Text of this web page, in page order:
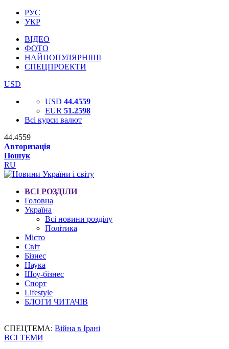
РУС
УКР
ВІДЕО
ФОТО
НАЙПОПУЛЯРНІШІ
СПЕЦПРОЕКТИ
USD
USD 44.4559
EUR 51.2598
Всі курси валют
44.4559
Авторизація
Пошук
RU
ВСІ РОЗДІЛИ
Головна
Україна
Всі новини розділу
Політика
Місто
Світ
Бізнес
Наука
Шоу-бізнес
Спорт
Lifestyle
БЛОГИ ЧИТАЧІВ
СПЕЦТЕМА: Війна в Ірані
ВСІ ТЕМИ